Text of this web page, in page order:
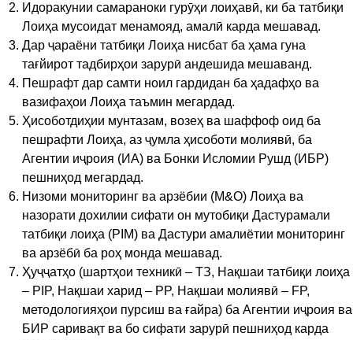
Идоракунии самараноки гурӯҳи лоиҳавӣ, ки ба татбиқи
Лоиҳа мусоидат менамояд, амалӣ карда мешавад.
Дар ҷараёни татбиқи Лоиҳа нисбат ба ҳама гуна
тағйирот тадбирҳои зарурӣ андешида мешаванд.
Пешрафт дар самти ноил гардидан ба ҳадафҳо ва
вазифаҳои Лоиҳа таъмин мегардад.
Ҳисоботдиҳии мунтазам, возеҳ ва шаффоф оид ба
пешрафти Лоиҳа, аз ҷумла ҳисоботи молиявӣ, ба
Агентии иҷроия (ИА) ва Бонки Исломии Рушд (ИБР)
пешниҳод мегардад.
Низоми мониторинг ва арзёбии (М&O) Лоиҳа ва
назорати дохилии сифати он мутобиқи Дастурамали
татбиқи лоиҳа (PIM) ва Дастури амалиётии мониторинг
ва арзёбӣ ба роҳ монда мешавад.
Ҳуҷҷатҳо (шартҳои техникӣ – ТЗ, Нақшаи татбиқи лоиҳа
– PIP, Нақшаи харид – PP, Нақшаи молиявӣ – FP,
методологияҳои пурсиш ва ғайра) ба Агентии иҷроия ва
БИР саривақт ва бо сифати зарурӣ пешниҳод карда